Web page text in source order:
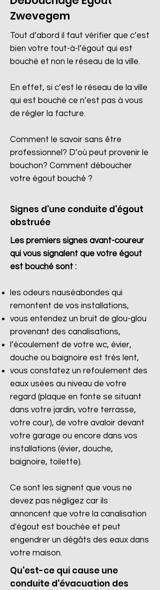
Zwevegem
Tout d’abord il faut vérifier que c’est
bien votre tout-à-l’égout qui est
bouché et non le réseau de la ville.
En effet, si c’est le réseau de la ville
qui est bouché ce n’est pas à vous
de régler la facture.
Comment le savoir sans être
professionnel? D’où peut provenir le
bouchon? Comment déboucher
votre égout bouché ?
Signes d'une conduite d'égout
obstruée
Les premiers signes avant-coureur
qui vous signalent que votre égout
est bouché sont :
les odeurs nauséabondes qui
remontent de vos installations,
vous entendez un bruit de glou-glou
provenant des canalisations,
l’écoulement de votre wc, évier,
douche ou baignoire est très lent,
vous constatez un refoulement des
eaux usées au niveau de votre
regard (plaque en fonte se situant
dans votre jardin, votre terrasse,
votre cour), de votre avaloir devant
votre garage ou encore dans vos
installations (évier, douche,
baignoire, toilette).
Ce sont les signent que vous ne
devez pas négligez car ils
annoncent que votre la canalisation
d'égout est bouchée et peut
engendrer un dégâts des eaux dans
votre maison.
Qu'est-ce qui cause une
conduite d'évacuation des